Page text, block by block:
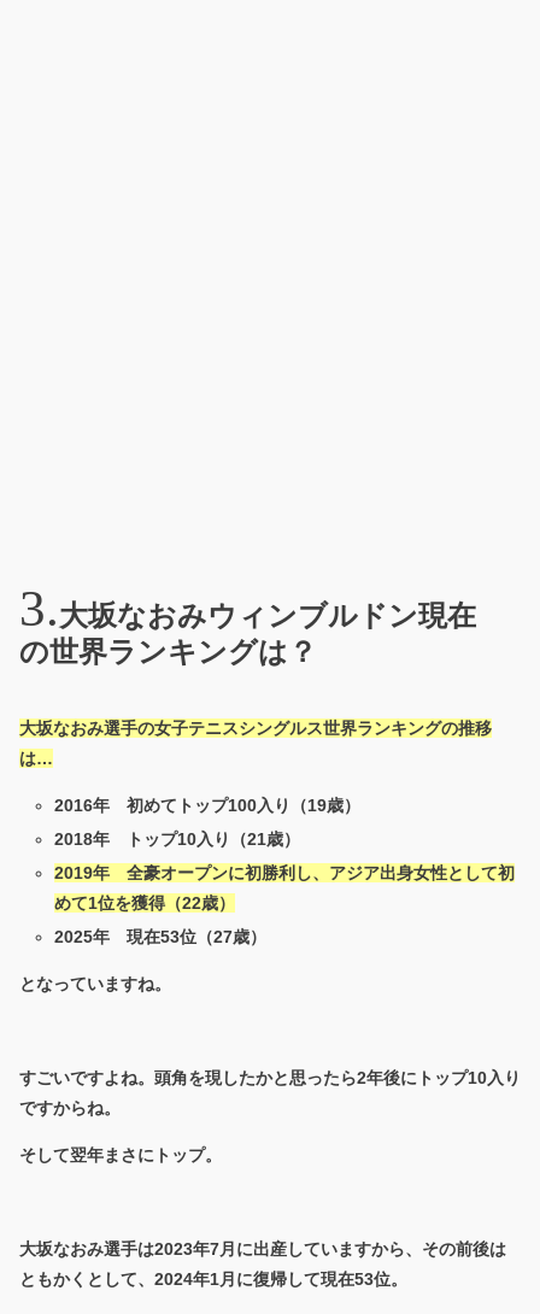
大坂なおみウィンブルドン現在
の世界ランキングは？
大坂なおみ選手の女子テニスシングルス世界ランキングの推移
は…
2016年 初めてトップ100入り（19歳）
2018年 トップ10入り（21歳）
2019年 全豪オープンに初勝利し、アジア出身女性として初
めて1位を獲得（22歳）
2025年 現在53位（27歳）
となっていますね。
すごいですよね。頭角を現したかと思ったら2年後にトップ10入り
ですからね。
そして翌年まさにトップ。
大坂なおみ選手は2023年7月に出産していますから、その前後は
ともかくとして、2024年1月に復帰して現在53位。